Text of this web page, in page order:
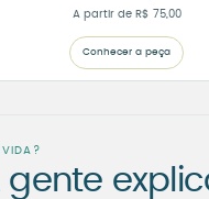
A partir de R$ 75,00
Conhecer a peça
gente